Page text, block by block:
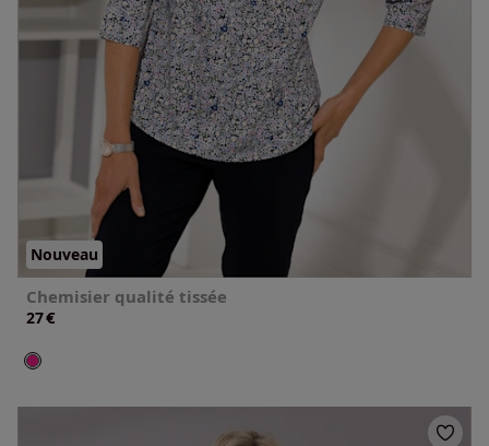
Nouveau
Chemisier qualité tissée
27€